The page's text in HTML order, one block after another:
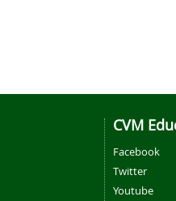
CVM
Facebook
Twitter
Youtube